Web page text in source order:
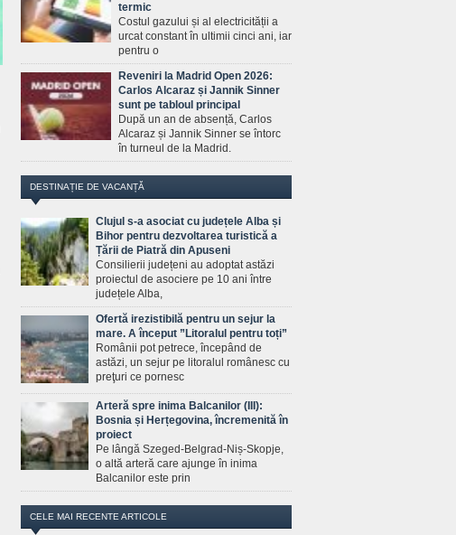
termic
Costul gazului și al electricității a
urcat constant în ultimii cinci ani, iar
pentru o
Reveniri la Madrid Open 2026:
Carlos Alcaraz și Jannik Sinner
sunt pe tabloul principal
După un an de absență, Carlos
Alcaraz și Jannik Sinner se întorc
în turneul de la Madrid.
DESTINAȚIE DE VACANȚĂ
Clujul s-a asociat cu județele Alba și
Bihor pentru dezvoltarea turistică a
Țării de Piatră din Apuseni
Consilierii județeni au adoptat astăzi
proiectul de asociere pe 10 ani între
județele Alba,
Ofertă irezistibilă pentru un sejur la
mare. A început ”Litoralul pentru toți”
Românii pot petrece, începând de
astăzi, un sejur pe litoralul românesc cu
preţuri ce pornesc
Arteră spre inima Balcanilor (III):
Bosnia și Herțegovina, încremenită în
proiect
Pe lângă Szeged-Belgrad-Niș-Skopje,
o altă arteră care ajunge în inima
Balcanilor este prin
CELE MAI RECENTE ARTICOLE